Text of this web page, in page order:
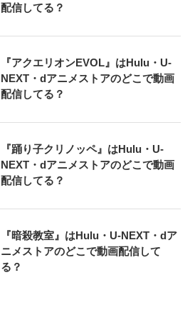
配信してる？
『アクエリオンEVOL』はHulu・U-
NEXT・dアニメストアのどこで動画
配信してる？
『踊り子クリノッペ』はHulu・U-
NEXT・dアニメストアのどこで動画
配信してる？
『暗殺教室』はHulu・U-NEXT・dア
ニメストアのどこで動画配信して
る？